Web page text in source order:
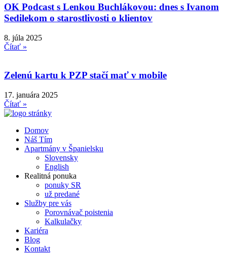
OK Podcast s Lenkou Buchlákovou: dnes s Ivanom
Sedilekom o starostlivosti o klientov
8. júla 2025
Čítať »
Zelenú kartu k PZP stačí mať v mobile
17. januára 2025
Čítať »
Domov
Náš Tím
Apartmány v Španielsku
Slovensky
English
Realitná ponuka
ponuky SR
už predané
Služby pre vás
Porovnávač poistenia
Kalkulačky
Kariéra
Blog
Kontakt